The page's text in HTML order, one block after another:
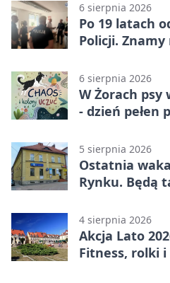
6 sierpnia 2026
Po 19 latach
Policji. Znamy
6 sierpnia 2026
W Żorach psy
- dzień pełen
5 sierpnia 2026
Ostatnia
Rynku. Będą
4 sierpnia 2026
Akcja Lato
Fitness, rolki i